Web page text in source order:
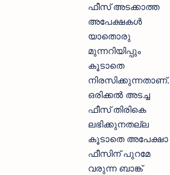
ഫീസ്‌ അടക്കാത്ത
അപേക്ഷകള്‍
യാതൊരു
മുന്നറിയിപ്പും
കൂടാതെ
നിരസിക്കുന്നതാണ്.
ഒരിക്കല്‍ അടച്ച
ഫീസ്‌ തിരികെ
ലഭിക്കുനതല്ല
കൂടാതെ അപേക്ഷാ
ഫീസിന് പുറമേ
വരുന്ന ബാങ്ക്